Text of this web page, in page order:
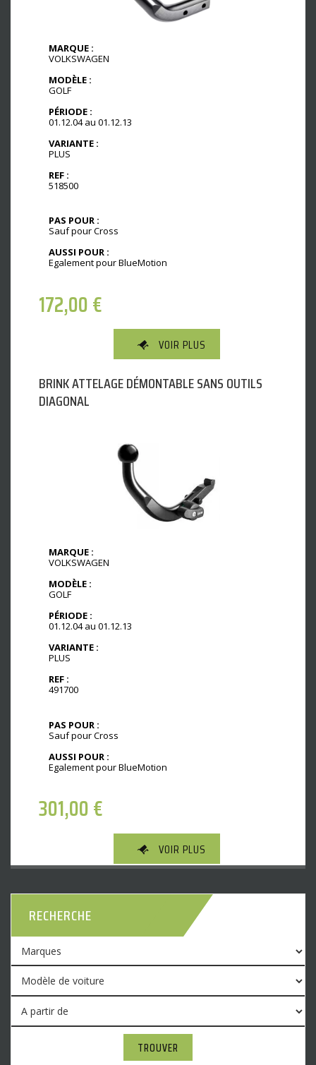
MARQUE :
VOLKSWAGEN
MODÈLE :
GOLF
PÉRIODE :
01.12.04 au 01.12.13
VARIANTE :
PLUS
REF :
518500
PAS POUR :
Sauf pour Cross
AUSSI POUR :
Egalement pour BlueMotion
172,00€
VOIR PLUS
BRINK ATTELAGE DÉMONTABLE SANS OUTILS
DIAGONAL
MARQUE :
VOLKSWAGEN
MODÈLE :
GOLF
PÉRIODE :
01.12.04 au 01.12.13
VARIANTE :
PLUS
REF :
491700
PAS POUR :
Sauf pour Cross
AUSSI POUR :
Egalement pour BlueMotion
301,00€
VOIR PLUS
RECHERCHE
TROUVER